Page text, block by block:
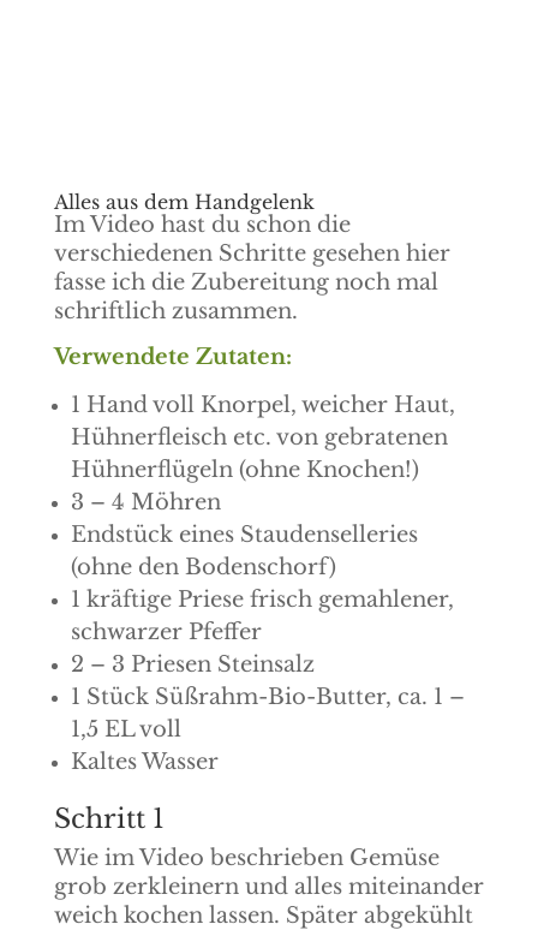
Alles aus dem Handgelenk
Im Video hast du schon die
verschiedenen Schritte gesehen hier
fasse ich die Zubereitung noch mal
schriftlich zusammen.
Verwendete Zutaten:
1 Hand voll Knorpel, weicher Haut,
Hühnerfleisch etc. von gebratenen
Hühnerflügeln (ohne Knochen!)
3 – 4 Möhren
Endstück eines Staudenselleries
(ohne den Bodenschorf)
1 kräftige Priese frisch gemahlener,
schwarzer Pfeffer
2 – 3 Priesen Steinsalz
1 Stück Süßrahm-Bio-Butter, ca. 1 –
1,5 EL voll
Kaltes Wasser
Schritt 1
Wie im Video beschrieben Gemüse
grob zerkleinern und alles miteinander
weich kochen lassen. Später abgekühlt